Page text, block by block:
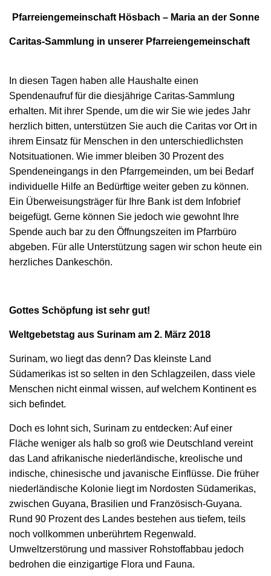
Pfarreiengemeinschaft Hösbach – Maria an der Sonne
Caritas-Sammlung in unserer Pfarreiengemeinschaft
In diesen Tagen haben alle Haushalte einen
Spendenaufruf für die diesjährige Caritas-Sammlung
erhalten. Mit ihrer Spende, um die wir Sie wie jedes Jahr
herzlich bitten, unterstützen Sie auch die Caritas vor Ort in
ihrem Einsatz für Menschen in den unterschiedlichsten
Notsituationen. Wie immer bleiben 30 Prozent des
Spendeneingangs in den Pfarrgemeinden, um bei Bedarf
individuelle Hilfe an Bedürftige weiter geben zu können.
Ein Überweisungsträger für Ihre Bank ist dem Infobrief
beigefügt. Gerne können Sie jedoch wie gewohnt Ihre
Spende auch bar zu den Öffnungszeiten im Pfarrbüro
abgeben. Für alle Unterstützung sagen wir schon heute ein
herzliches Dankeschön.
Gottes Schöpfung ist sehr gut!
Weltgebetstag aus Surinam am 2. März 2018
Surinam, wo liegt das denn? Das kleinste Land
Südamerikas ist so selten in den Schlagzeilen, dass viele
Menschen nicht einmal wissen, auf welchem Kontinent es
sich befindet.
Doch es lohnt sich, Surinam zu entdecken: Auf einer
Fläche weniger als halb so groß wie Deutschland vereint
das Land afrikanische niederländische, kreolische und
indische, chinesische und javanische Einflüsse. Die früher
niederländische Kolonie liegt im Nordosten Südamerikas,
zwischen Guyana, Brasilien und Französisch-Guyana.
Rund 90 Prozent des Landes bestehen aus tiefem, teils
noch vollkommen unberührtem Regenwald.
Umweltzerstörung und massiver Rohstoffabbau jedoch
bedrohen die einzigartige Flora und Fauna.